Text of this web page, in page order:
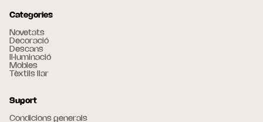
Categories
Novetats
Decoració
Descans
Il·luminació
Mobles
Tèxtils llar
Suport
Condicions generals